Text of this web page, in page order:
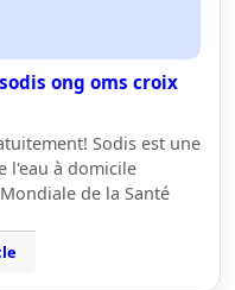
ong oms croix
Sodis est une
l'eau à domicile
de la Santé